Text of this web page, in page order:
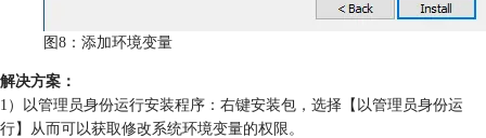
图8：添加环境变量
解决方案：
1）以管理员身份运行安装程序：右键安装包，选择【以管理员身份运
行】从而可以获取修改系统环境变量的权限。